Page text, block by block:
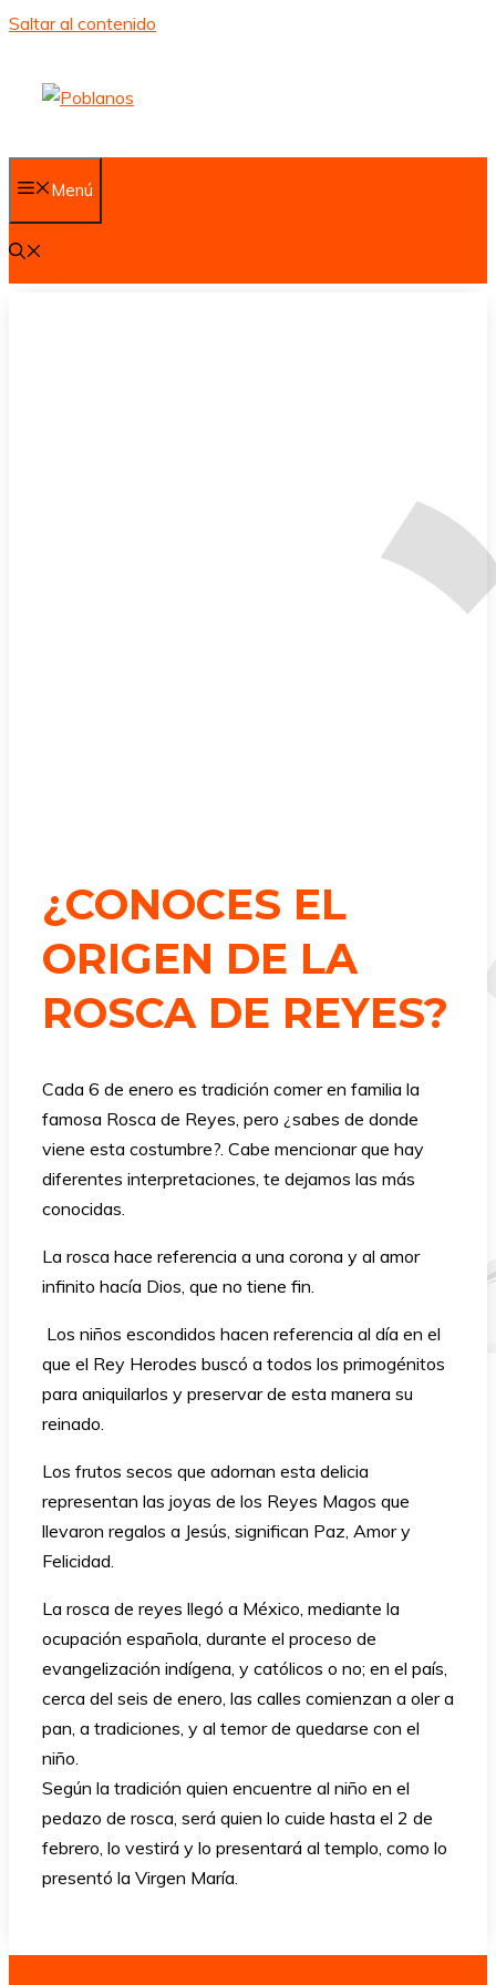
Saltar al contenido
Menú
¿CONOCES EL
ORIGEN DE LA
ROSCA DE REYES?
Cada 6 de enero es tradición comer en familia la
famosa Rosca de Reyes, pero ¿sabes de donde
viene esta costumbre?. Cabe mencionar que hay
diferentes interpretaciones, te dejamos las más
conocidas.
La rosca hace referencia a una corona y al amor
infinito hacía Dios, que no tiene fin.
Los niños escondidos hacen referencia al día en el
que el Rey Herodes buscó a todos los primogénitos
para aniquilarlos y preservar de esta manera su
reinado.
Los frutos secos que adornan esta delicia
representan las joyas de los Reyes Magos que
llevaron regalos a Jesús, significan Paz, Amor y
Felicidad.
La rosca de reyes llegó a México, mediante la
ocupación española, durante el proceso de
evangelización indígena, y católicos o no; en el país,
cerca del seis de enero, las calles comienzan a oler a
pan, a tradiciones, y al temor de quedarse con el
niño.
Según la tradición quien encuentre al niño en el
pedazo de rosca, será quien lo cuide hasta el 2 de
febrero, lo vestirá y lo presentará al templo, como lo
presentó la Virgen María.